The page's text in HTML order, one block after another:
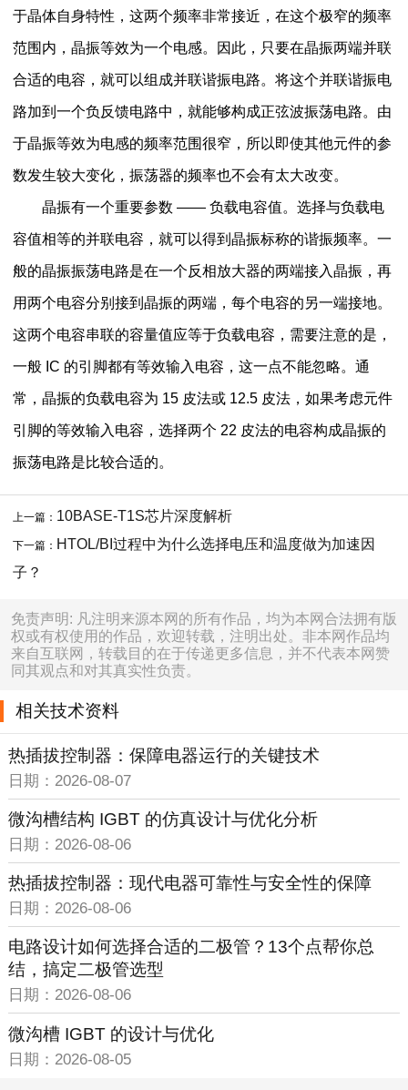
于晶体自身特性，这两个频率非常接近，在这个极窄的频率
范围内，晶振等效为一个电感。因此，只要在晶振两端并联
合适的电容，就可以组成并联谐振电路。将这个并联谐振电
路加到一个负反馈电路中，就能够构成正弦波振荡电路。由
于晶振等效为电感的频率范围很窄，所以即使其他元件的参
数发生较大变化，振荡器的频率也不会有太大改变。
晶振有一个重要参数 —— 负载电容值。选择与负载电
容值相等的并联电容，就可以得到晶振标称的谐振频率。一
般的晶振振荡电路是在一个反相放大器的两端接入晶振，再
用两个电容分别接到晶振的两端，每个电容的另一端接地。
这两个电容串联的容量值应等于负载电容，需要注意的是，
一般 IC 的引脚都有等效输入电容，这一点不能忽略。通
常，晶振的负载电容为 15 皮法或 12.5 皮法，如果考虑元件
引脚的等效输入电容，选择两个 22 皮法的电容构成晶振的
振荡电路是比较合适的。
上一篇： 10BASE-T1S芯片深度解析
下一篇： HTOL/BI过程中为什么选择电压和温度做为加速因
子？
免责声明: 凡注明来源本网的所有作品，均为本网合法拥有版
权或有权使用的作品，欢迎转载，注明出处。非本网作品均
来自互联网，转载目的在于传递更多信息，并不代表本网赞
同其观点和对其真实性负责。
相关技术资料
热插拔控制器：保障电器运行的关键技术
日期：2026-08-07
微沟槽结构 IGBT 的仿真设计与优化分析
日期：2026-08-06
热插拔控制器：现代电器可靠性与安全性的保障
日期：2026-08-06
电路设计如何选择合适的二极管？13个点帮你总
结，搞定二极管选型
日期：2026-08-06
微沟槽 IGBT 的设计与优化
日期：2026-08-05